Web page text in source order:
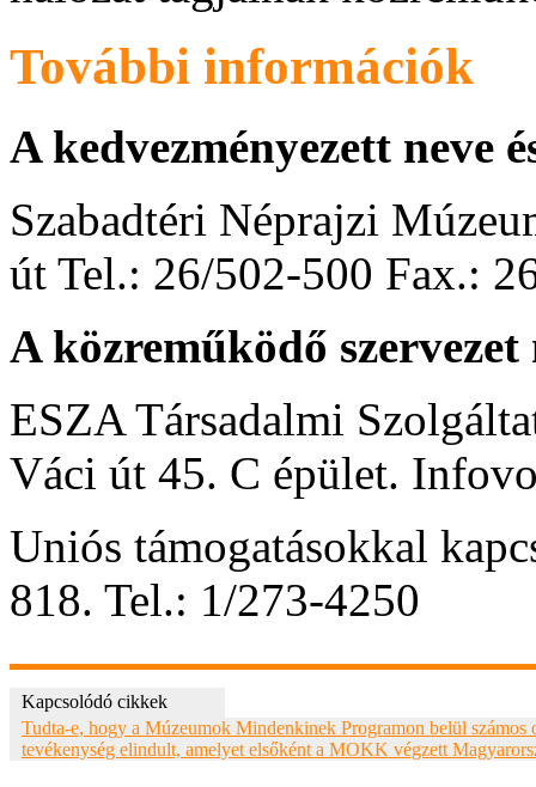
További információk
A kedvezményezett neve
Szabadtéri Néprajzi
út Tel.: 26/502-500 Fax.:
A közreműködő szervezet
ESZA Társadalmi
Váci út 45. C épület.
Uniós támogatásokkal
818. Tel.: 1/273-4250
Kapcsolódó cikkek
Tudta-e, hogy a Múzeumok Mindenkinek Programon belül számos
tevékenység elindult, amelyet elsőként a MOKK végzett